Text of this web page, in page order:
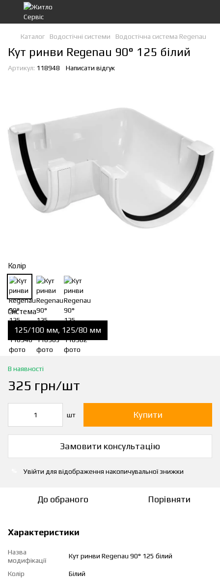
Каталог Водостічні системи Водостічна система Regenau
Кут ринви Regenau 90° 125 білий
Артикул: 118948 Написати відгук
Колір
Система
125/100 мм, 125/80 мм
В наявності
325 грн/шт
шт Купити
Замовити консультацію
Увійти для відображення накопичувальної знижки
До обраного Порівняти
Характеристики
Назва
модифікації
Кут ринви Regenau 90° 125 білий
Колір
Білий